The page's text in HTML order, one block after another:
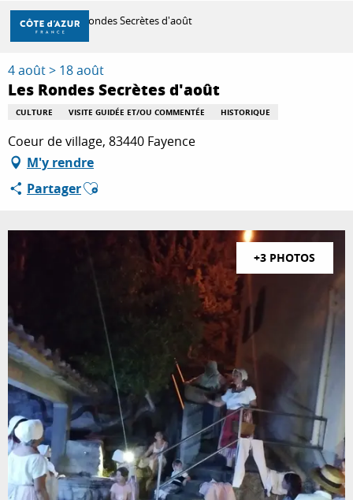
Aller
contenu
principal
DÉCOUVRIR
À FAIRE
SÉJOURNER
Accueil Les Rondes Secrètes d'août
4 août > 18 août
Les Rondes Secrètes d'août
CULTURE VISITE GUIDÉE ET/OU COMMENTÉE HISTORIQUE
Coeur de village, 83440 Fayence
M'y rendre
PartagerAjouter aux favoris
+3 PHOTOS